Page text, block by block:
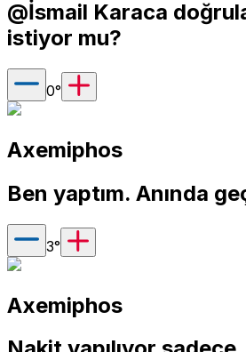
@İsmail Karaca
istiyor mu?
0°
Axemiphos
Ben yaptım. Anında
3°
Axemiphos